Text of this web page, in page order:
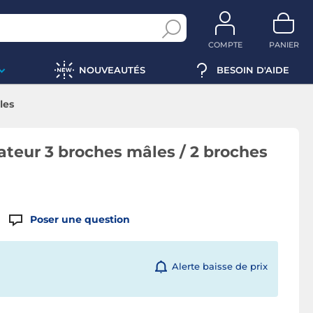
COMPTE PANIER
NOUVEAUTÉS BESOIN D'AIDE
3 broches mâles / 2 broches
Poser une question
Alerte baisse de prix